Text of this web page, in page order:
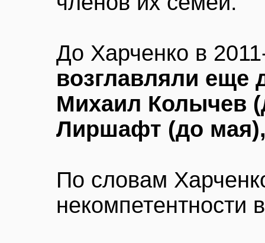
До Харченко в
возглавляли еще
Михаил Колычев
Лиршафт (до
По словам
некомпетентности